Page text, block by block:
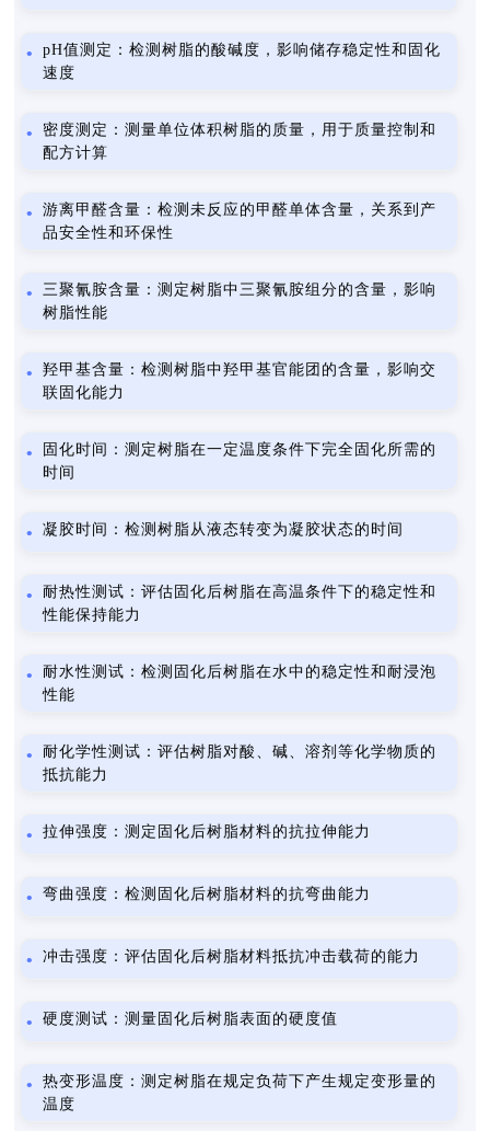
pH值测定：检测树脂的酸碱度，影响储存稳定性和固化
速度
密度测定：测量单位体积树脂的质量，用于质量控制和
配方计算
游离甲醛含量：检测未反应的甲醛单体含量，关系到产
品安全性和环保性
三聚氰胺含量：测定树脂中三聚氰胺组分的含量，影响
树脂性能
羟甲基含量：检测树脂中羟甲基官能团的含量，影响交
联固化能力
固化时间：测定树脂在一定温度条件下完全固化所需的
时间
凝胶时间：检测树脂从液态转变为凝胶状态的时间
耐热性测试：评估固化后树脂在高温条件下的稳定性和
性能保持能力
耐水性测试：检测固化后树脂在水中的稳定性和耐浸泡
性能
耐化学性测试：评估树脂对酸、碱、溶剂等化学物质的
抵抗能力
拉伸强度：测定固化后树脂材料的抗拉伸能力
弯曲强度：检测固化后树脂材料的抗弯曲能力
冲击强度：评估固化后树脂材料抵抗冲击载荷的能力
硬度测试：测量固化后树脂表面的硬度值
热变形温度：测定树脂在规定负荷下产生规定变形量的
温度